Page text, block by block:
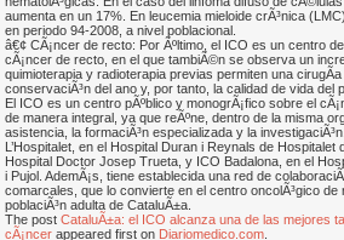
aumenta en un 17%. En leucemia mieloide crÃ³nica
en periodo 94-2008, a nivel poblacional.
â€¢ CÃ¡ncer de recto: Por Ãºltimo, el ICO es un centro
cÃ¡ncer de recto, en el que tambiÃ©n se observa un
quimioterapia y radioterapia previas permiten una
conservaciÃ³n del ano y, por tanto, la calidad de vida del
El ICO es un centro pÃºblico y monogrÃ¡fico sobre el
de manera integral, ya que reÃºne, dentro de la misma
asistencia, la formaciÃ³n especializada y la
L’Hospitalet, en el Hospital Duran i Reynals de
Hospital Doctor Josep Trueta, y ICO Badalona, en el
i Pujol. AdemÃ¡s, tiene establecida una red de
comarcales, que lo convierte en el centro oncolÃ³gico
poblaciÃ³n adulta de CataluÃ±a.
The post CataluÃ±a: el ICO alcanza una de las mejores
cÃ¡ncer appeared first on Diariomedico.com